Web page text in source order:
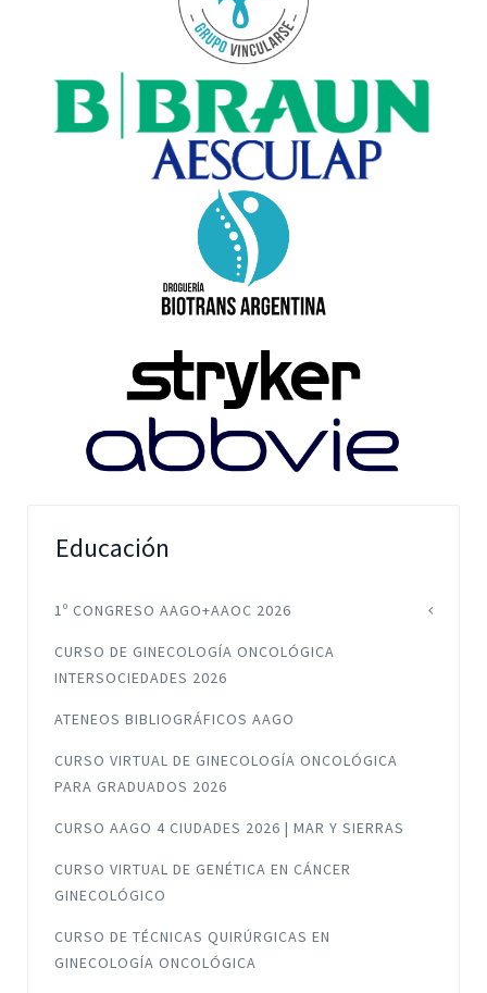
Educación
1º CONGRESO AAGO+AAOC 2026
CURSO DE GINECOLOGÍA ONCOLÓGICA
INTERSOCIEDADES 2026
ATENEOS BIBLIOGRÁFICOS AAGO
CURSO VIRTUAL DE GINECOLOGÍA ONCOLÓGICA
PARA GRADUADOS 2026
CURSO AAGO 4 CIUDADES 2026 | MAR Y SIERRAS
CURSO VIRTUAL DE GENÉTICA EN CÁNCER
GINECOLÓGICO
CURSO DE TÉCNICAS QUIRÚRGICAS EN
GINECOLOGÍA ONCOLÓGICA